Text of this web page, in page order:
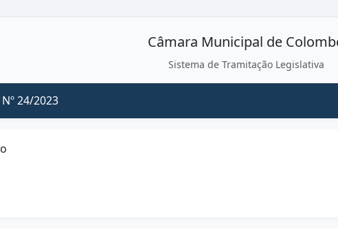
Câmara Municipal de
Sistema de Tramitação Legislativa
Nº 24/2023